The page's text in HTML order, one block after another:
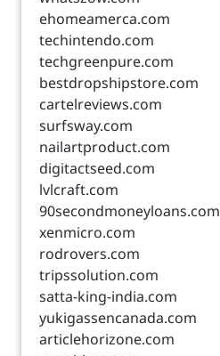
ehomeamerca.com
techintendo.com
techgreenpure.com
bestdropshipstore.com
cartelreviews.com
surfsway.com
nailartproduct.com
digitactseed.com
lvlcraft.com
90secondmoneyloans.com
xenmicro.com
rodrovers.com
tripssolution.com
satta-king-india.com
yukigassencanada.com
articlehorizone.com